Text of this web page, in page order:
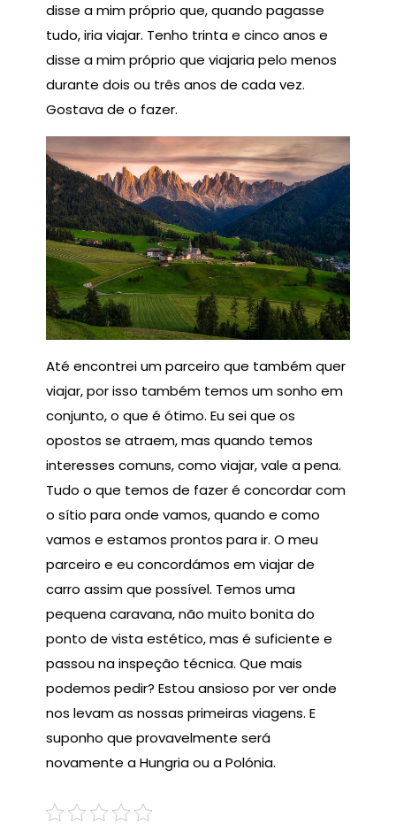
disse a mim próprio que, quando pagasse
tudo, iria viajar. Tenho trinta e cinco anos e
disse a mim próprio que viajaria pelo menos
durante dois ou três anos de cada vez.
Gostava de o fazer.
Até encontrei um parceiro que também quer
viajar, por isso também temos um sonho em
conjunto, o que é ótimo. Eu sei que os
opostos se atraem, mas quando temos
interesses comuns, como viajar, vale a pena.
Tudo o que temos de fazer é concordar com
o sítio para onde vamos, quando e como
vamos e estamos prontos para ir. O meu
parceiro e eu concordámos em viajar de
carro assim que possível. Temos uma
pequena caravana, não muito bonita do
ponto de vista estético, mas é suficiente e
passou na inspeção técnica. Que mais
podemos pedir? Estou ansioso por ver onde
nos levam as nossas primeiras viagens. E
suponho que provavelmente será
novamente a Hungria ou a Polónia.